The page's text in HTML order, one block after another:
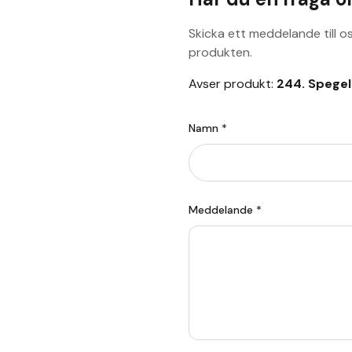
Skicka ett meddelande till
produkten.
Avser produkt: 244.
Namn *
Meddelande *